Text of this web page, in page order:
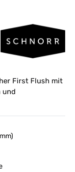
First Flush mit
und